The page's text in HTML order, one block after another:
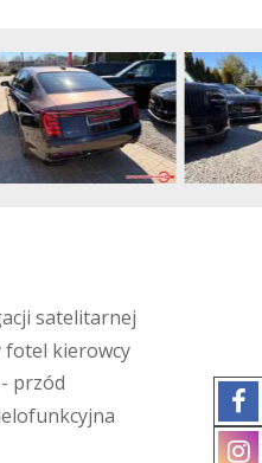
acji satelitarnej
fotel kierowcy
- przód
elofunkcyjna